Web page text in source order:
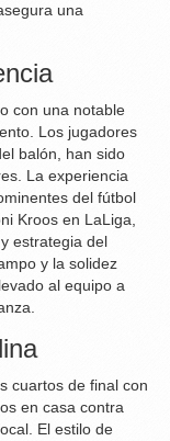
una
con una notable
Los jugadores
balón, han sido
La experiencia
del fútbol
Kroos en LaLiga,
estrategia del
y la solidez
al equipo a
cuartos de final con
en casa contra
El estilo de